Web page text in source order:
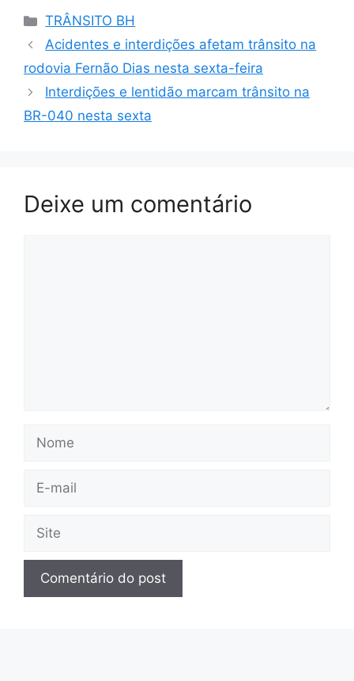
Categorias
TRÂNSITO BH
Acidentes e interdições afetam trânsito na
rodovia Fernão Dias nesta sexta-feira
Interdições e lentidão marcam trânsito na
BR-040 nesta sexta
Deixe um comentário
Nome
Site